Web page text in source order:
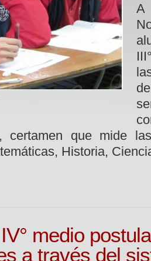
A
certamen que mide
Historia,
medio
a través del